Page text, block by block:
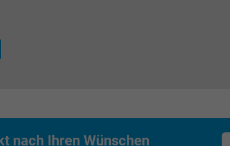
auf der Website zu
zu registrieren und zu
nach Ihren Wünschen